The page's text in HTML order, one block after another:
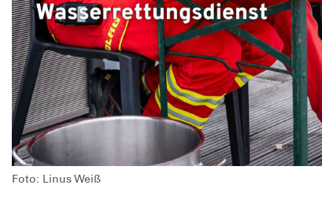
Foto: Linus Weiß